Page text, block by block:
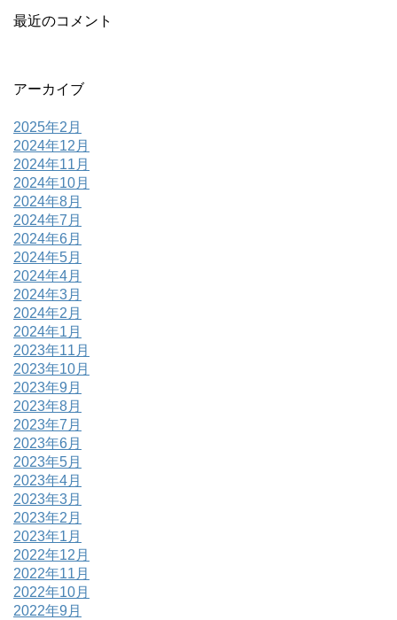
最近のコメント
アーカイブ
2025年2月
2024年12月
2024年11月
2024年10月
2024年8月
2024年7月
2024年6月
2024年5月
2024年4月
2024年3月
2024年2月
2024年1月
2023年11月
2023年10月
2023年9月
2023年8月
2023年7月
2023年6月
2023年5月
2023年4月
2023年3月
2023年2月
2023年1月
2022年12月
2022年11月
2022年10月
2022年9月